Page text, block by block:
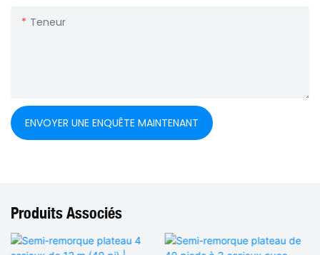
Teneur
ENVOYER UNE ENQUÊTE MAINTENANT
Produits Associés